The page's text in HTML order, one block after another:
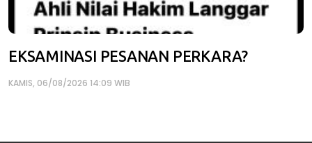
EKSAMINASI PESANAN PERKARA?
KAMIS, 06/08/2026 14:09 WIB